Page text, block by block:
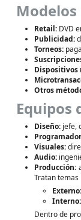
Retail: DVD
Publicidad:
Torneos:
Dispositivos
Otros
Equipos
Diseño: jefe,
Visuales:
Audio:
Producción:
Tratan temas
Externo:
Interno:
Dentro de